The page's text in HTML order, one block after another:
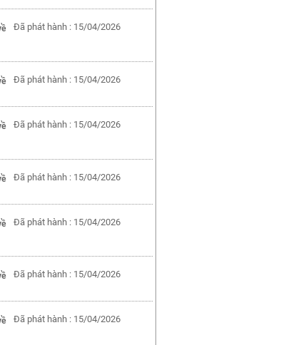
Đã phát hành : 15/04/2026
Đã phát hành : 15/04/2026
Đã phát hành : 15/04/2026
Đã phát hành : 15/04/2026
Đã phát hành : 15/04/2026
Đã phát hành : 15/04/2026
Đã phát hành : 15/04/2026